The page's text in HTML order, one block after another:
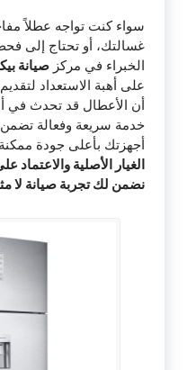
سواء كنت تواجه عطلاً
غسالتك، أو تحتاج إلى
الخبراء في مركز صيانة
على أهبة الاستعداد
أن الأعطال قد تحدث في
خدمة سريعة وفعالة تضمن
أجهزتك بأعلى جودة
الغيار الأصلية والاعتماد
نضمن لك تجربة صيانة لا